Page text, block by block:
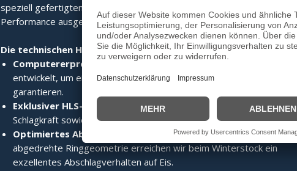
speziell gefertigten Edelstahlring ist jedes Bauteil auf maximale
Performance ausgelegt.
Die technischen Highlights im Detail:
Computererprobte High-Tech-Haube:
entwickelt, um eine perfekte Kraftverteilung beim Aufprall zu
garantieren.
Exklusiver HLS-Edelstahlring:Speziell gefertigt für überragende
Schlagkraft sowie enormes Fang- und Stehvermögen.
Optimiertes Abschlagverhalten:
Durch eine speziell ans Limit
abgedrehte Ringgeometrie erreichen wir beim Winterstock ein
exzellentes Abschlagverhalten auf Eis.